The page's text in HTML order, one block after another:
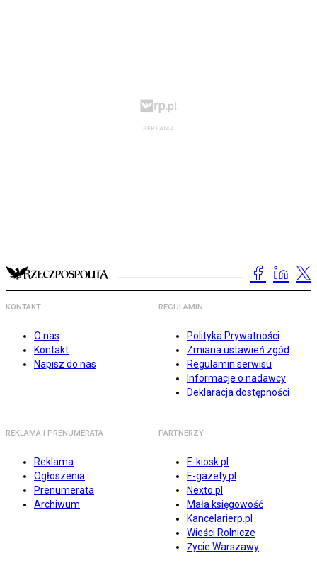
KONTAKT
O nas
Kontakt
Napisz do nas
REGULAMIN
Polityka Prywatności
Zmiana ustawień zgód
Regulamin serwisu
Informacje o nadawcy
Deklaracja dostępności
REKLAMA I PRENUMERATA
Reklama
Ogłoszenia
Prenumerata
Archiwum
PARTNERZY
E-kiosk.pl
E-gazety.pl
Nexto.pl
Mała księgowość
Kancelarierp.pl
Wieści Rolnicze
Życie Warszawy